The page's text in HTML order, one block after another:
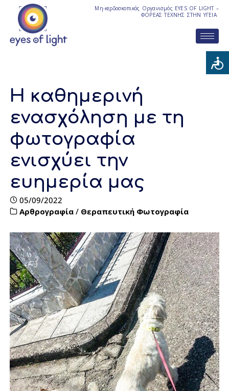
Μη-κερδοσκοπικός Οργανισμός EYES OF LIGHT –
ΦΟΡΕΑΣ ΤΕΧΝΗΣ ΣΤΗΝ ΥΓΕΙΑ
Η καθημερινή
ενασχόληση με τη
φωτογραφία
ενισχύει την
ευημερία μας
05/09/2022
Αρθρογραφία / Θεραπευτική Φωτογραφία